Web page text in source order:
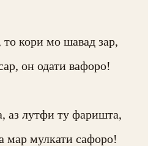
то кори мо шавад зар,
он одати вафоро!
аз лутфи ту фаришта,
мар мулкати сафоро!